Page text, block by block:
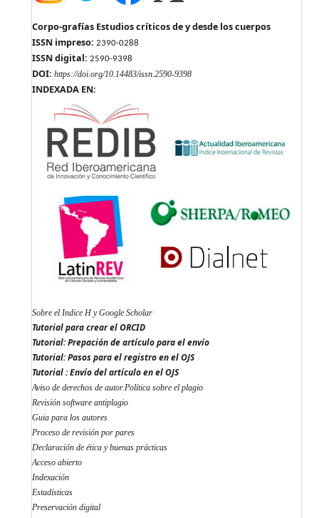
Corpo-grafías Estudios críticos de y desde los cuerpos
ISSN impreso: 2390-0288
ISSN digital: 2590-9398
DOI: https://doi.org/10.14483/issn.2590-9398
INDEXADA EN:
Sobre el Indice H y Google Scholar
Tutorial para crear el ORCID
Tutorial: Prepación de artículo para el envío
Tutorial: Pasos para el registro en el OJS
Tutorial : Envío del artículo en el OJS
Aviso de derechos de autor.Política sobre el plagio
Revisión software antiplagio
Guia para los autores
Proceso de revisión por pares
Declaración de ética y buenas prácticas
Acceso abierto
Indexación
Estadísticas
Preservación digital